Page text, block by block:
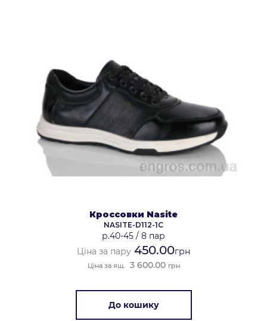
Кроссовки Nasite
NASITE-D112-1C
р.40-45 / 8 пар
Ціна за пару 450.00грн
Ціна за ящ. 3 600.00 грн
До кошику